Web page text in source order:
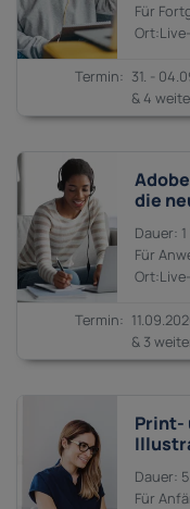
31. -
& 4
die
& 3
Print-